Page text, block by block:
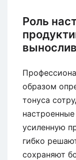
Роль
образом
тонуса
усиленную
гибко
сохраняют